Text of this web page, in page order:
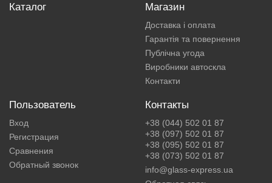
Каталог Магазин
Доставка і оплата
Гарантія та повернення
Публічна угода
Виробники автоскла
Контакти
Пользователь
Вход
Регистрация
Сравнения
Обратный звонок
Контакты
+38 (044) 502 01 87
+38 (097) 502 01 87
+38 (095) 502 01 87
+38 (073) 502 01 87
info@glass-express.ua